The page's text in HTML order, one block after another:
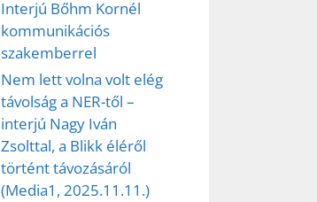
Interjú Bőhm Kornél
kommunikációs
szakemberrel
Nem lett volna volt elég
távolság a NER-től –
interjú Nagy Iván
Zsolttal, a Blikk éléről
történt távozásáról
(Media1, 2025.11.11.)